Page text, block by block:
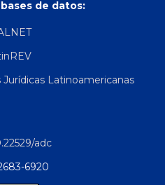
de datos:
Latinoamericanas
adc
6920